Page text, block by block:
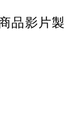
品影片製